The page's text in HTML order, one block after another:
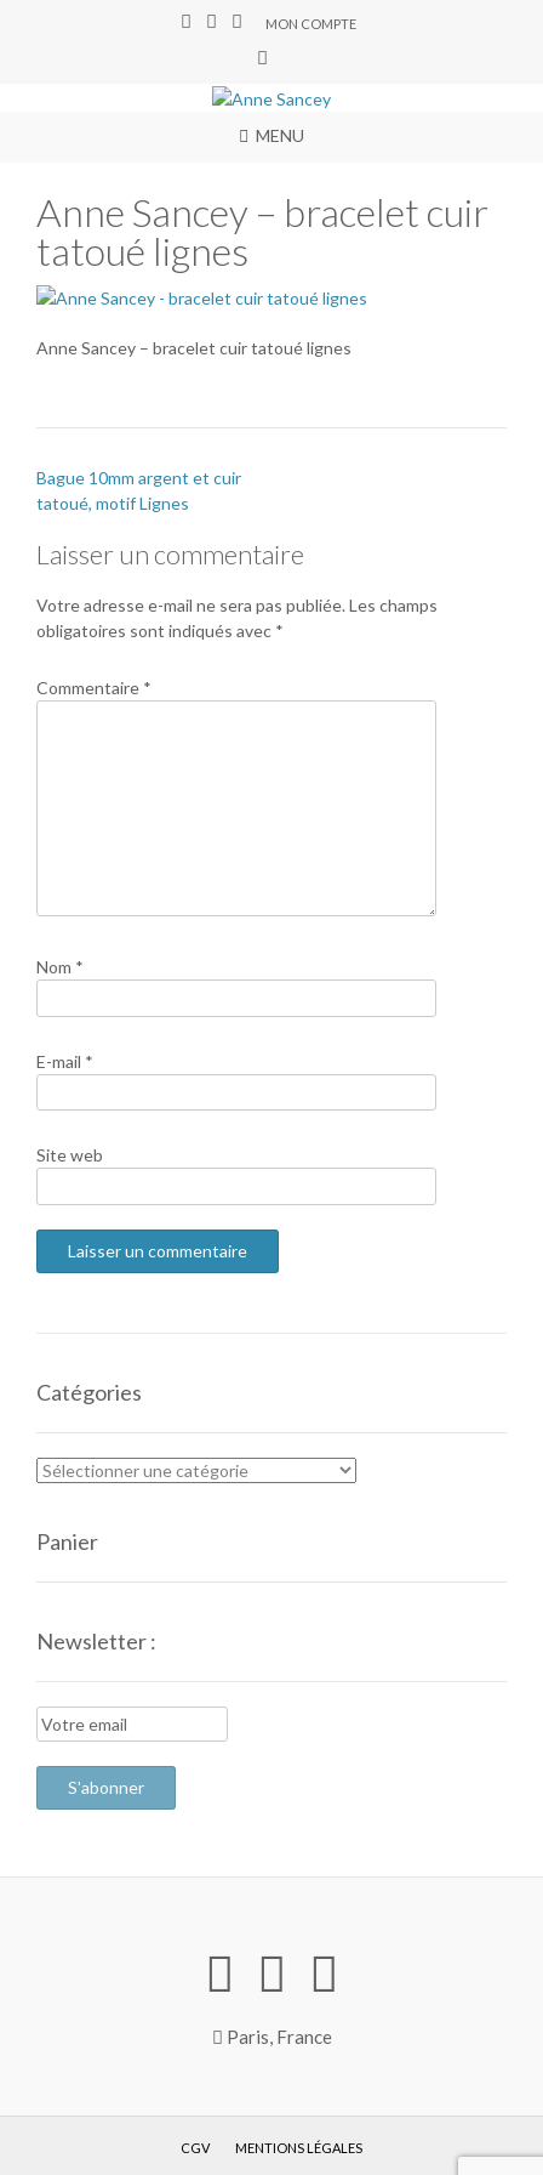
MON COMPTE
MENU
Anne Sancey – bracelet cuir
tatoué lignes
Anne Sancey – bracelet cuir tatoué lignes
Bague 10mm argent et cuir
tatoué, motif Lignes
Laisser un commentaire
Votre adresse e-mail ne sera pas publiée. Les champs
obligatoires sont indiqués avec *
Commentaire *
Nom *
E-mail *
Site web
Catégories
Panier
Newsletter :
Paris, France
CGV MENTIONS LÉGALES